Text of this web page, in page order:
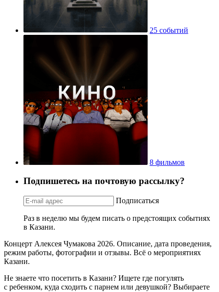
25 событий
8 фильмов
Подпишетесь на почтовую рассылку?
Подписаться
Раз в неделю мы будем писать о предстоящих событиях
в Казани.
Концерт Алексея Чумакова 2026. Описание, дата проведения,
режим работы, фотографии и отзывы. Всё о мероприятиях
Казани.
Не знаете что посетить в Казани? Ищете где погулять
с ребенком, куда сходить с парнем или девушкой? Выбираете